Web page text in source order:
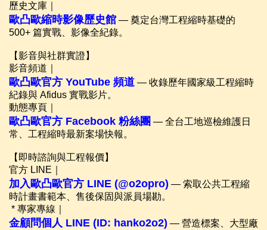
歷史文庫｜
歐凸歐縮時影像歷史館 — 奠定台灣工程縮時基礎的
500+ 篇實戰、影像全紀錄。
【影音與社群實證】
影音頻道｜
歐凸歐官方 YouTube 頻道 — 收錄歷年國家級工程縮時
紀錄與 Afidus 實戰影片。
動態專頁｜
歐凸歐官方 Facebook 粉絲團 — 全台工地巡檢維護日
常、工程縮時最新案場快報。
【即時諮詢與工程報價】
官方 LINE｜
加入歐凸歐官方 LINE (@o2opro) — 索取公共工程縮
時計畫書範本、售後保固與派員場勘。
* 專家專線｜
金顧問個人 LINE (ID: hanko2o2) — 營造標案、大型廠